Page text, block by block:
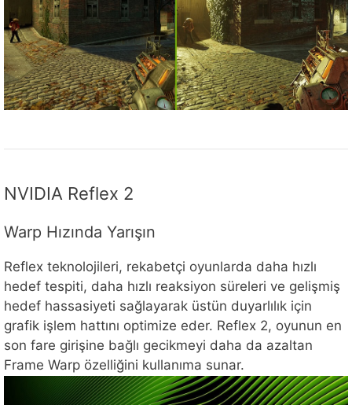
NVIDIA Reflex 2
Warp Hızında Yarışın
Reflex teknolojileri, rekabetçi oyunlarda daha hızlı
hedef tespiti, daha hızlı reaksiyon süreleri ve gelişmiş
hedef hassasiyeti sağlayarak üstün duyarlılık için
grafik işlem hattını optimize eder. Reflex 2, oyunun en
son fare girişine bağlı gecikmeyi daha da azaltan
Frame Warp özelliğini kullanıma sunar.